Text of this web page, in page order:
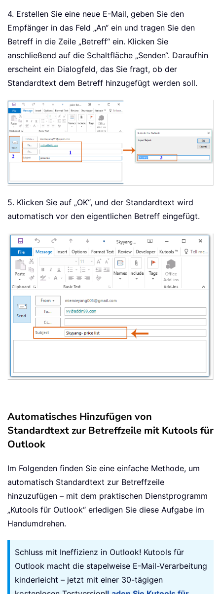
4. Erstellen Sie eine neue E-Mail, geben Sie den
Empfänger in das Feld „An“ ein und tragen Sie den
Betreff in die Zeile „Betreff“ ein. Klicken Sie
anschließend auf die Schaltfläche „Senden“. Daraufhin
erscheint ein Dialogfeld, das Sie fragt, ob der
Standardtext dem Betreff hinzugefügt werden soll.
5. Klicken Sie auf „OK“, und der Standardtext wird
automatisch vor den eigentlichen Betreff eingefügt.
Automatisches Hinzufügen von
Standardtext zur Betreffzeile mit Kutools für
Outlook
Im Folgenden finden Sie eine einfache Methode, um
automatisch Standardtext zur Betreffzeile
hinzuzufügen – mit dem praktischen Dienstprogramm
„Kutools für Outlook“ erledigen Sie diese Aufgabe im
Handumdrehen.
Schluss mit Ineffizienz in Outlook! Kutools für
Outlook macht die stapelweise E-Mail-Verarbeitung
kinderleicht – jetzt mit einer 30-tägigen